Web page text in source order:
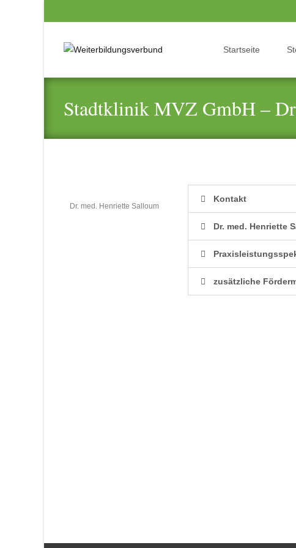
Startseite
Stadtklinik MVZ GmbH –
Dr. med. Henriette Salloum
Kontakt
Dr. med. Henriette
zusätzliche